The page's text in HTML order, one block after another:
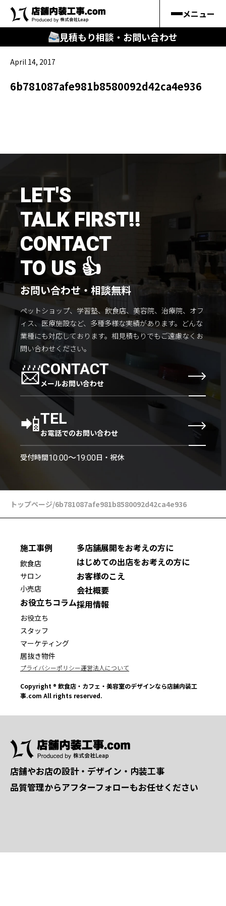
メニュー
見積もり相談・お問い合わせ
キーワードから
知る
はじめての方
店舗内装工事.comの強み
施工までの流れ
コラムを読む
お客様のこえ
採用情報 会社概要
April 14, 2017
6b781087afe981b8580092d42ca4e936
LET'S
TALK FIRST!!
CONTACT
TO US 👍
お問い合わせ・相談無料
ペットショップ、学習塾、飲食店、美容院、治療院、オフ
ィス、医療施設など、多種多様な実績があります。 どんな
業種にも対応しております。 相見積もりでもご遠慮なくお
問い合わせください。
📨CONTACT
メールお問い合わせ
📲TEL
お電話でのお問い合わせ
受付時間10:00〜19:00日・祝休
トップページ/6b781087afe981b8580092d42ca4e936
施工事例
飲食店
サロン
小売店
お役立ちコラム
お役立ち
スタッフ
マーケティング
居抜き物件
多店舗展開をお考えの方に
はじめての出店をお考えの方に
お客様のこえ
会社概要
採用情報
プライバシーポリシー運営法人について
Copyright ® 飲食店・カフェ・美容室のデザインなら店舗内装工
事.com All rights reserved.
店舗やお店の設計・デザイン・内装工事
品質管理からアフターフォローもお任せください